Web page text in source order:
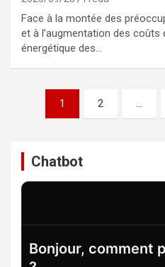
Face à la montée des
et à l’augmentation des coûts
énergétique des…
Pagination
1 2
Chatbot
Bonjour, comment